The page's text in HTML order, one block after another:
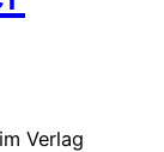
Verlag